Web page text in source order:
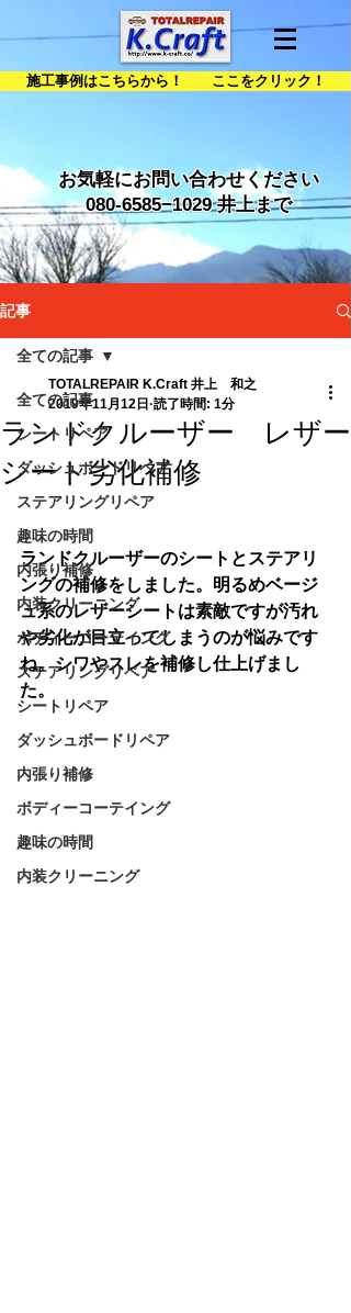
施工事例はこちらから！ ここをクリック！
お気軽にお問い合わせください
080-6585−1029 井上まで
記事
全ての記事
シートリペア
ダッシュボードリペア
ステアリングリペア
趣味の時間
内張り補修
内装クリーニング
ボディーコーテイング
ステアリングリペア
シートリペア
ダッシュボードリペア
内張り補修
ボディーコーテイング
趣味の時間
内装クリーニング
全ての記事
ランドクルーザー レザー
シート劣化補修
TOTALREPAIR K.Craft 井上 和之
2019年11月12日 読了時間: 1分
ランドクルーザーのシートとステアリ
ングの補修をしました。明るめベージ
ュ系のレザーシートは素敵ですが汚れ
や劣化が目立ってしまうのが悩みです
ね。シワやスレを補修し仕上げまし
た。